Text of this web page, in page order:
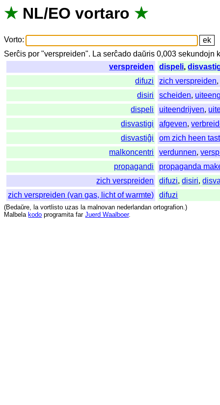
★ NL/EO vortaro ★
Vorto:
Serĉis por "verspreiden". La serĉado daŭris 0,003sekundojn
verspreiden
dispeli,
difuzi
zich verspreiden
disiri
scheiden,
dispeli
uiteendrijven,
disvastigi
afgeven,
disvastiĝi
om zich heen
malkoncentri
verdunnen,
propagandi
propaganda
zich verspreiden
difuzi,disiri,
zich verspreiden (van gas, licht of warmte)
difuzi
(Bedaŭre, la vortlisto uzas la malnovan nederlandan ortografion.)
Malbela kodo programita far Juerd Waalboer.